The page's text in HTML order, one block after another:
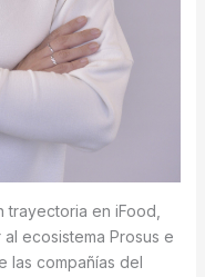
en iFood,
ecosistema Prosus e
las compañías del